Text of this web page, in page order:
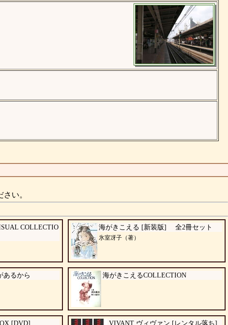
い。
COLLECTIO
海がきこえる [新装版] 全2冊セット
氷室冴子（著）
あるから 海がきこえるCOLLECTION
[DVD] VIVANT ヴィヴァン [レンタル落ち]